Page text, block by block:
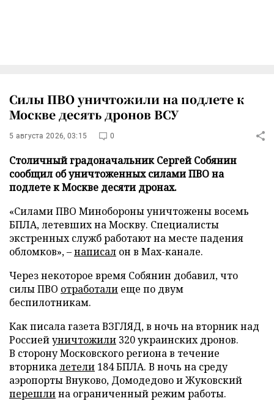
Силы ПВО уничтожили на подлете к
Москве десять дронов ВСУ
5 августа 2026, 03:15 0
Столичный градоначальник Сергей Собянин
сообщил об уничтоженных силами ПВО на
подлете к Москве десяти дронах.
«Силами ПВО Минобороны уничтожены восемь
БПЛА, летевших на Москву. Специалисты
экстренных служб работают на месте падения
обломков», –написал он в Max-канале.
Через некоторое время Собянин добавил, что
силы ПВО отработали еще по двум
беспилотникам.
Как писала газета ВЗГЛЯД, в ночь на вторник над
Россиейуничтожили 320 украинских дронов.
В сторону Московского региона в течение
вторникалетели 184 БПЛА. В ночь на среду
аэропорты Внуково, Домодедово и Жуковский
перешлина ограниченный режим работы.